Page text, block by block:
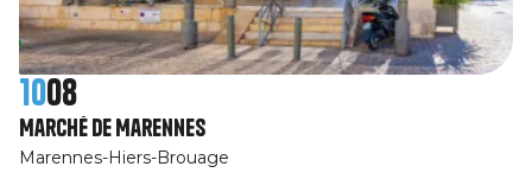
1008
Marché de Marennes
Marennes-Hiers-Brouage